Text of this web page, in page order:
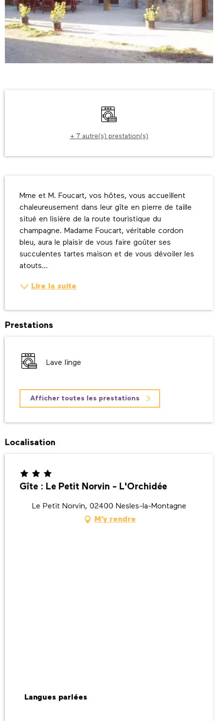
Lave linge
+ 7 autre(s) prestation(s)
Mme et M. Foucart, vos hôtes, vous accueillent
chaleureusement dans leur gîte en pierre de taille
situé en lisière de la route touristique du
champagne. Madame Foucart, véritable cordon
bleu, aura le plaisir de vous faire goûter ses
succulentes tartes maison et de vous dévoiler les
atouts...
Lire la suite
Prestations
Lave linge
Afficher toutes les prestations
Localisation
Gîte : Le Petit Norvin - L'Orchidée
Le Petit Norvin, 02400 Nesles-la-Montagne
M'y rendre
Langues parlées
Langues parlées